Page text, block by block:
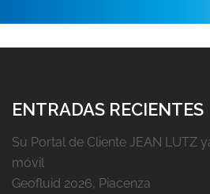
ENTRADAS RECIENTES
Su Portal de Cliente JEAN LUTZ
móvil
Geofluid 2026, Piacenza